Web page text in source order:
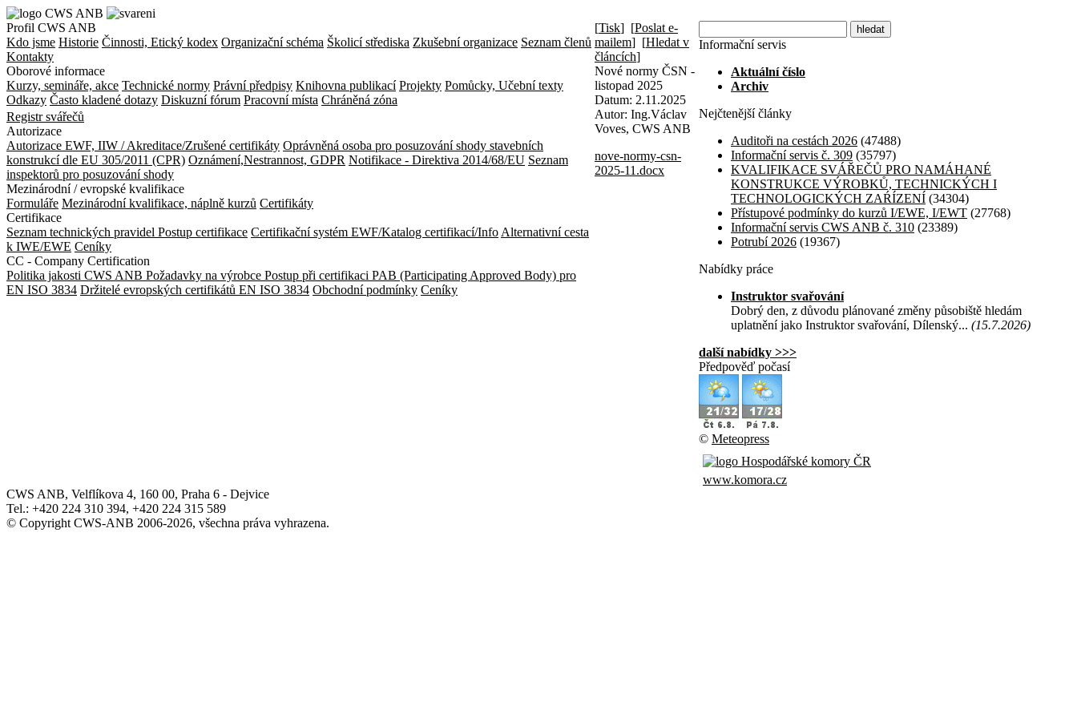
Profil CWS ANB
Kdo jsme Historie Činnosti, Etický kodex Organizační schéma Školicí střediska Zkušební organizace Seznam členů
Kontakty
Oborové informace
Kurzy, semináře, akce Technické normy Právní předpisy Knihovna publikací Projekty Pomůcky, Učební texty
Odkazy Často kladené dotazy Diskuzní fórum Pracovní místa Chráněná zóna
Registr svářečů
Autorizace
Autorizace EWF, IIW / Akreditace/Zrušené certifikáty Oprávněná osoba pro posuzování shody stavebních
konstrukcí dle EU 305/2011 (CPR) Oznámení,Nestrannost, GDPR Notifikace - Direktiva 2014/68/EU Seznam
inspektorů pro posuzování shody
Mezinárodní / evropské kvalifikace
Formuláře Mezinárodní kvalifikace, náplně kurzů Certifikáty
Certifikace
Seznam technických pravidel Postup certifikace Certifikační systém EWF/Katalog certifikací/Info Alternativní cesta
k IWE/EWE Ceníky
CC - Company Certification
Politika jakosti CWS ANB Požadavky na výrobce Postup při certifikaci PAB (Participating Approved Body) pro
EN ISO 3834 Držitelé evropských certifikátů EN ISO 3834 Obchodní podmínky Ceníky
[Tisk] [Poslat e-
mailem] [Hledat v
článcích]
Nové normy ČSN -
listopad 2025
Datum: 2.11.2025
Autor: Ing.Václav
Voves, CWS ANB
nove-normy-csn-
2025-11.docx
Informační servis
Aktuální číslo
Archiv
Nejčtenější články
Auditoři na cestách 2026 (47488)
Informační servis č. 309 (35797)
KVALIFIKACE SVÁŘEČŮ PRO NAMÁHANÉ
KONSTRUKCE VÝROBKŮ, TECHNICKÝCH I
TECHNOLOGICKÝCH ZAŔÍZENÍ (34304)
Přístupové podmínky do kurzů I/EWE, I/EWT (27768)
Informační servis CWS ANB č. 310 (23389)
Potrubí 2026 (19367)
Nabídky práce
Instruktor svařování
Dobrý den, z důvodu plánované změny působiště hledám
uplatnění jako Instruktor svařování, Dílenský... (15.7.2026)
další nabídky >>>
Předpověď počasí
© Meteopress
www.komora.cz
CWS ANB, Velflíkova 4, 160 00, Praha 6 - Dejvice
Tel.: +420 224 310 394, +420 224 315 589
© Copyright CWS-ANB 2006-2026, všechna práva vyhrazena.